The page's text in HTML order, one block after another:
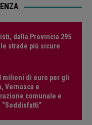
dalla Provincia 295
strade più sicure
milioni di euro per gli
Vernasca e
comunale e